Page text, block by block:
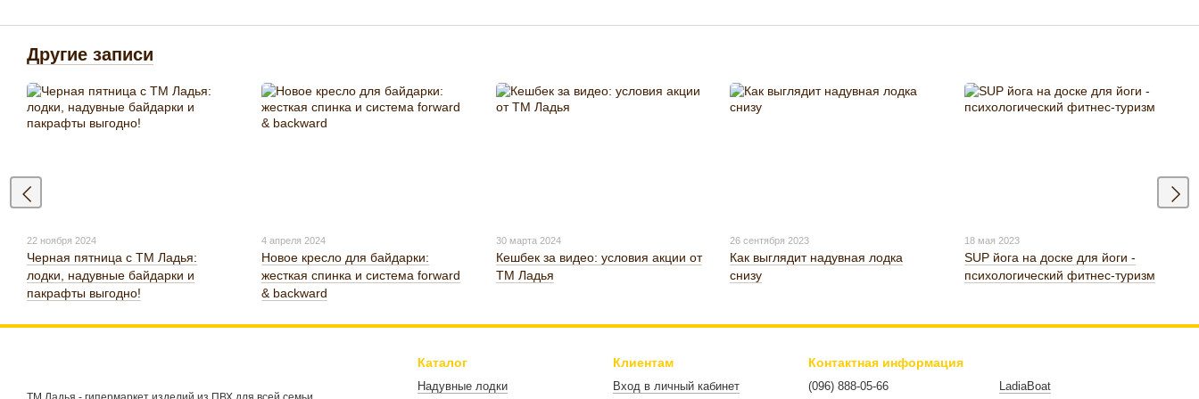
Другие записи
22 ноября 2024
Черная пятница с ТМ Ладья:
лодки, надувные байдарки и
пакрафты выгодно!
4 апреля 2024
Новое кресло для байдарки:
жесткая спинка и система forward
& backward
30 марта 2024
Кешбек за видео: условия акции от
ТМ Ладья
26 сентября 2023
Как выглядит надувная лодка
снизу
18 мая 2023
SUP йога на доске для йоги -
психологический фитнес-туризм
Каталог
Надувные лодки
Клиентам
Вход в личный кабинет
Контактная информация
(096) 888-05-66 LadiaBoat